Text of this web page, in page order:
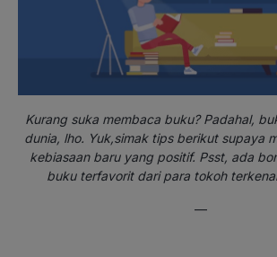
Kurang suka membaca buku? Padahal,
dunia, lho. Yuk,simak tips berikut supaya
kebiasaan baru yang positif. Psst, ada
buku terfavorit dari para tokoh
—